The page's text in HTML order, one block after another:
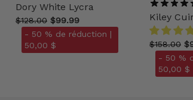
Dory White Lycra
$128.00 $99.99
- 50 % de réduction |
50,00 $
Kiley
$158.00
- 50 %
50,00 $